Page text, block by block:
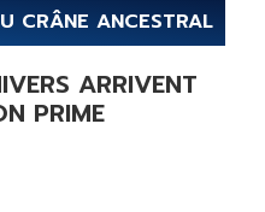
CRÂNE ANCESTRAL
ARRIVENT
PRIME